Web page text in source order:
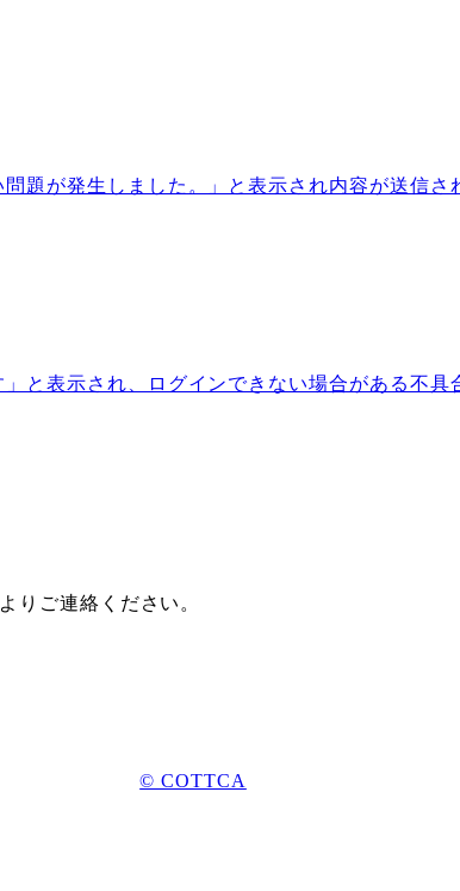
題が発生しました。」と表示され内容が送信さ
と表示され、ログインできない場合がある不具
りご連絡ください。
© COTTCA